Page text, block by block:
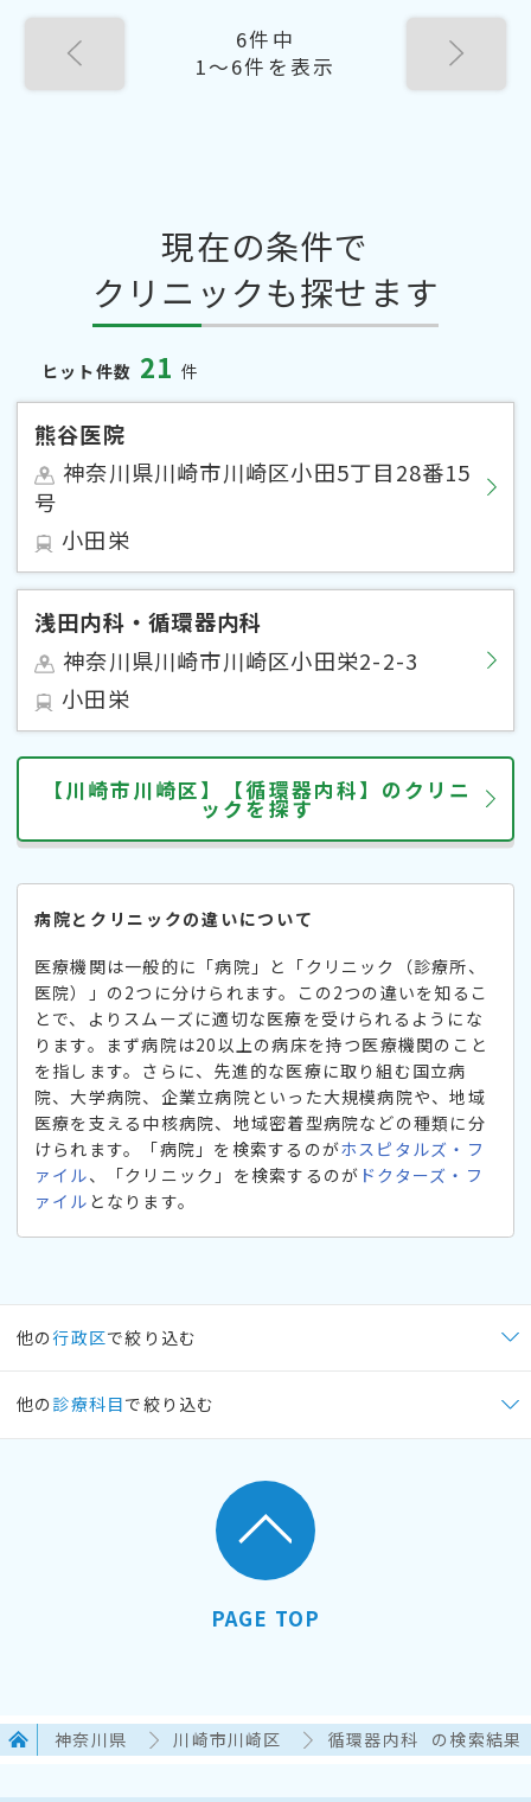
6件中
1〜6件を表示
現在の条件で
クリニックも探せます
ヒット件数 21 件
熊谷医院
神奈川県川崎市川崎区小田5丁目28番15
号
小田栄
浅田内科・循環器内科
神奈川県川崎市川崎区小田栄2-2-3
小田栄
【川崎市川崎区】【循環器内科】のクリニ
ックを探す
病院とクリニックの違いについて
医療機関は一般的に「病院」と「クリニック（診療所、
医院）」の2つに分けられます。この2つの違いを知るこ
とで、よりスムーズに適切な医療を受けられるようにな
ります。まず病院は20以上の病床を持つ医療機関のこと
を指します。さらに、先進的な医療に取り組む国立病
院、大学病院、企業立病院といった大規模病院や、地域
医療を支える中核病院、地域密着型病院などの種類に分
けられます。「病院」を検索するのがホスピタルズ・フ
ァイル、「クリニック」を検索するのが ドクターズ・フ
ァイル となります。
他の行政区で絞り込む
他の 診療科目で絞り込む
PAGE TOP
神奈川県 川崎市川崎区 循環器内科 の検索結果